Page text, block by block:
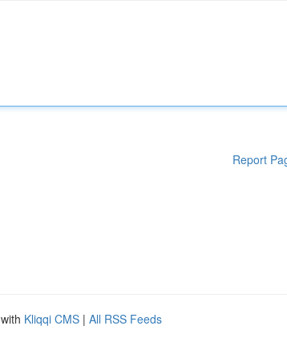
Report
Kliqqi CMS | All RSS Feeds